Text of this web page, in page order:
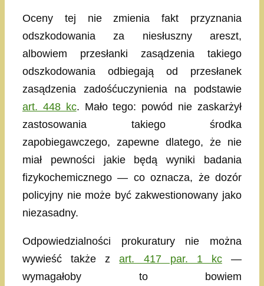
Oceny tej nie zmienia fakt przyznania
odszkodowania za niesłuszny areszt,
albowiem przesłanki zasądzenia takiego
odszkodowania odbiegają od przesłanek
zasądzenia zadośćuczynienia na podstawie
art. 448 kc. Mało tego: powód nie zaskarżył
zastosowania takiego środka
zapobiegawczego, zapewne dlatego, że nie
miał pewności jakie będą wyniki badania
fizykochemicznego — co oznacza, że dozór
policyjny nie może być zakwestionowany jako
niezasadny.
Odpowiedzialności prokuratury nie można
wywieść także zart. 417 par. 1 kc—
wymagałoby to bowiem